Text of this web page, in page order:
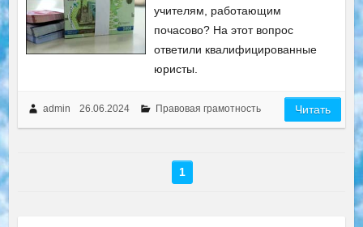
учителям, работающим
почасово? На этот вопрос
ответили квалифицированные
юристы.
admin 26.06.2024 Правовая грамотность Читать
1